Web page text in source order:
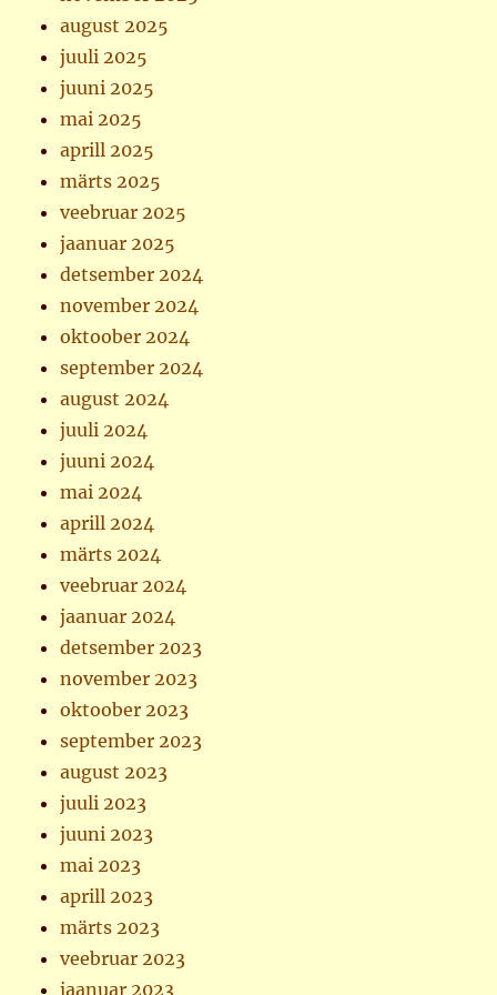
august 2025
juuli 2025
juuni 2025
mai 2025
aprill 2025
märts 2025
veebruar 2025
jaanuar 2025
detsember 2024
november 2024
oktoober 2024
september 2024
august 2024
juuli 2024
juuni 2024
mai 2024
aprill 2024
märts 2024
veebruar 2024
jaanuar 2024
detsember 2023
november 2023
oktoober 2023
september 2023
august 2023
juuli 2023
juuni 2023
mai 2023
aprill 2023
märts 2023
veebruar 2023
jaanuar 2023